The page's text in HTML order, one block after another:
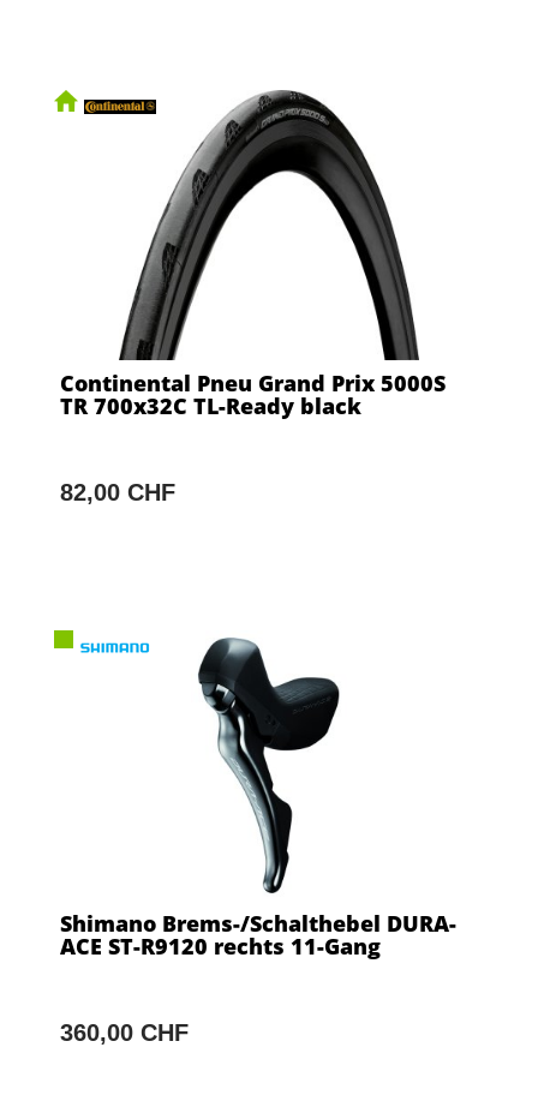
Continental Pneu Grand Prix 5000S
TR 700x32C TL-Ready black
82,00 CHF
Shimano Brems-/Schalthebel DURA-
ACE ST-R9120 rechts 11-Gang
360,00 CHF